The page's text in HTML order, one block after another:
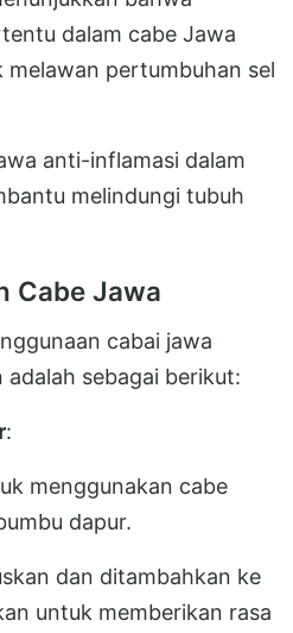
dalam cabe Jawa
pertumbuhan sel
anti-inflamasi dalam
melindungi tubuh
Cabe Jawa
cabai jawa
sebagai berikut:
:
menggunakan cabe
dapur.
dan ditambahkan ke
untuk memberikan rasa